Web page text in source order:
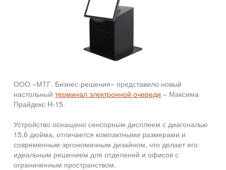
ООО «МТГ. Бизнес-решения» представило новый
настольныйтерминал электронной очереди – Максима
Прайдекс H-15.
Устройство оснащено сенсорным дисплеем с диагональю
15,6 дюйма, отличается компактными размерами и
современным эргономичным дизайном, что делает его
идеальным решением для отделений и офисов с
ограниченным пространством.